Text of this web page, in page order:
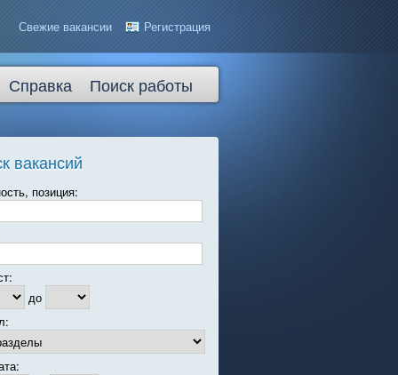
Свежие вакансии Регистрация
Справка Поиск работы
вакансий
позиция:
до